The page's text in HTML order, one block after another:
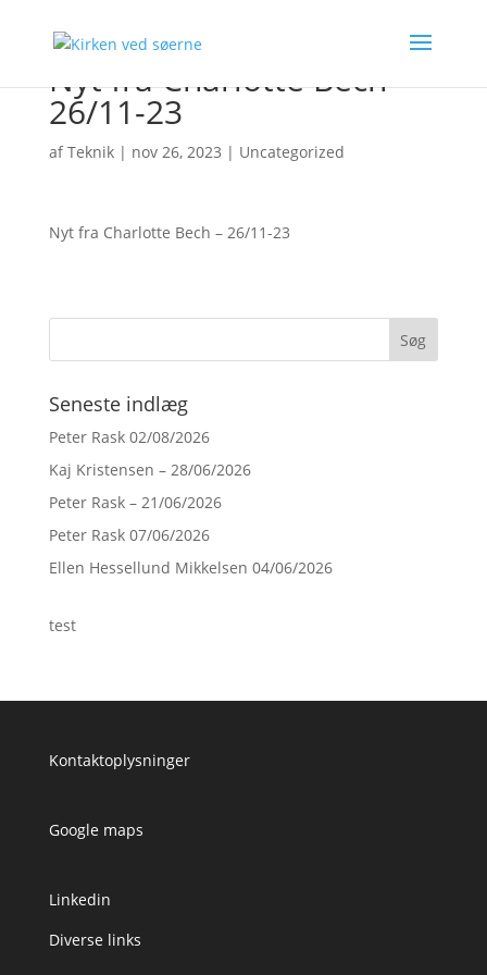
Nyt fra Charlotte Bech –
26/11-23
afTeknik| nov 26, 2023 | Uncategorized
Nyt fra Charlotte Bech – 26/11-23
Seneste indlæg
Peter Rask 02/08/2026
Kaj Kristensen – 28/06/2026
Peter Rask – 21/06/2026
Peter Rask 07/06/2026
Ellen Hessellund Mikkelsen 04/06/2026
test
Kontaktoplysninger
Google maps
Linkedin
Diverse links